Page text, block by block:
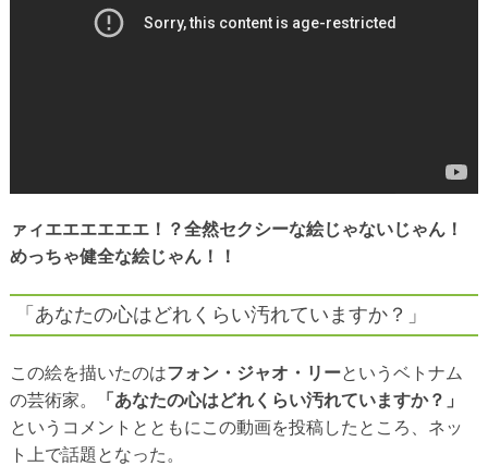
ァィエエエエエエ！？全然セクシーな絵じゃないじゃん！
めっちゃ健全な絵じゃん！！
「あなたの心はどれくらい汚れていますか？」
この絵を描いたのはフォン・ジャオ・リーというベトナム
の芸術家。
「あなたの心はどれくらい汚れていますか？」
というコメントとともにこの動画を投稿したところ、ネッ
ト上で話題となった。